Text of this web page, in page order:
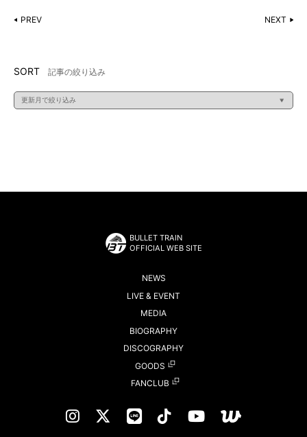
PREV NEXT
SORT 記事の絞り込み
BULLET TRAIN
OFFICIAL WEB SITE
NEWS
LIVE & EVENT
MEDIA
BIOGRAPHY
DISCOGRAPHY
GOODS
FANCLUB